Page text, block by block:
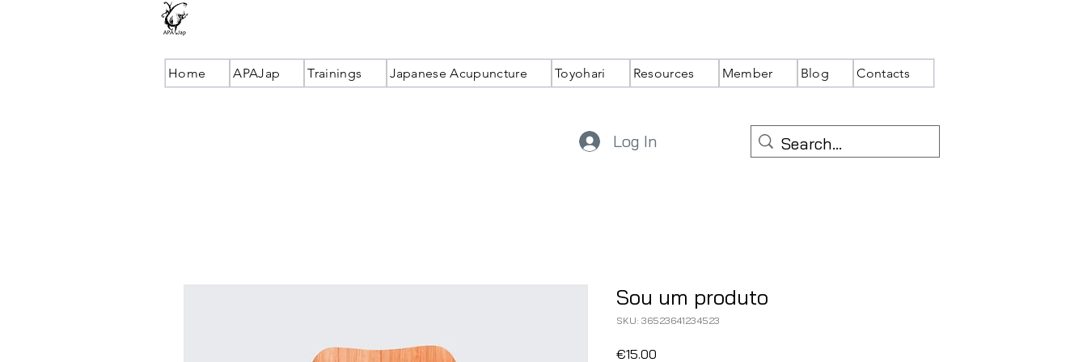
Home APAJap Trainings Japanese Acupuncture Toyohari Resources Member Blog Contacts
Log In
Sou um produto
SKU: 36523641234523
€15.00